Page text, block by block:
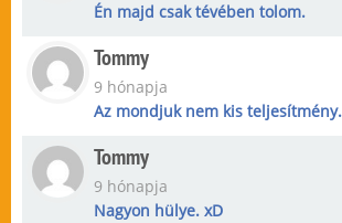
Én majd csak tévében tolom.
Tommy
9 hónapja
Az mondjuk nem kis
Tommy
9 hónapja
Nagyon hülye. xD